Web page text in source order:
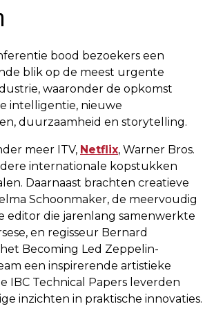
bood bezoekers een
blik op de meest urgente
waaronder de opkomst
intelligentie, nieuwe
duurzaamheid en storytelling.
meer ITV, Netflix, Warner Bros.
internationale kopstukken
Daarnaast brachten creatieve
Schoonmaker, de meervoudig
editor die jarenlang samenwerkte
en regisseur Bernard
Becoming Led Zeppelin-
een inspirerende artistieke
IBC Technical Papers leverden
inzichten in praktische innovaties.